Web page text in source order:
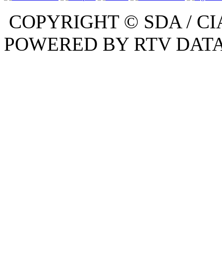
COPYRIGHT © SDA /
POWERED BY RTV